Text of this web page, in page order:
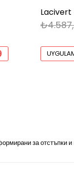
Lacivert
за отстъпки